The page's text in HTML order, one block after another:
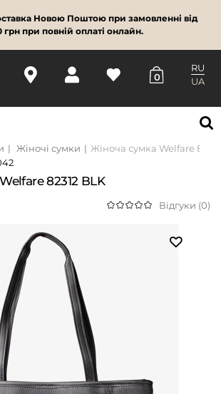
Новою Поштою при замовленні від
грн при повній оплаті онлайн.
0
RU
UA
Жіночі сумки
Жіноча сумка Welfare
82312 BLK
Відгуки (0)